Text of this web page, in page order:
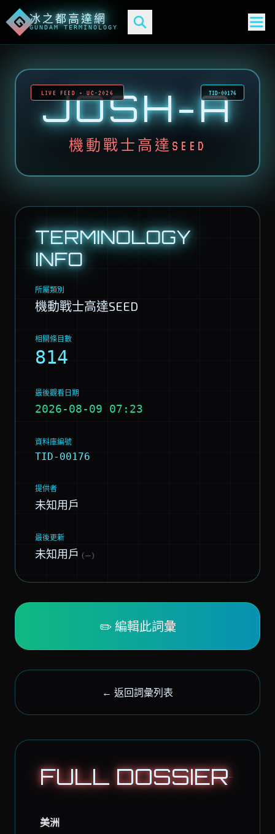
G冰之都高達網
GUNDAM TERMINOLOGY
LIVE FEED • UC-2026 TID-00176
JOSH-A
機動戰士高達SEED
TERMINOLOGY
INFO
所屬類別
機動戰士高達SEED
相關條目數
814
最後觀看日期
2026-08-09 07:23
資料庫編號
TID-00176
提供者
未知用戶
最後更新
未知用戶 (—)
✏️ 編輯此詞彙
← 返回詞彙列表
FULL DOSSIER
美洲